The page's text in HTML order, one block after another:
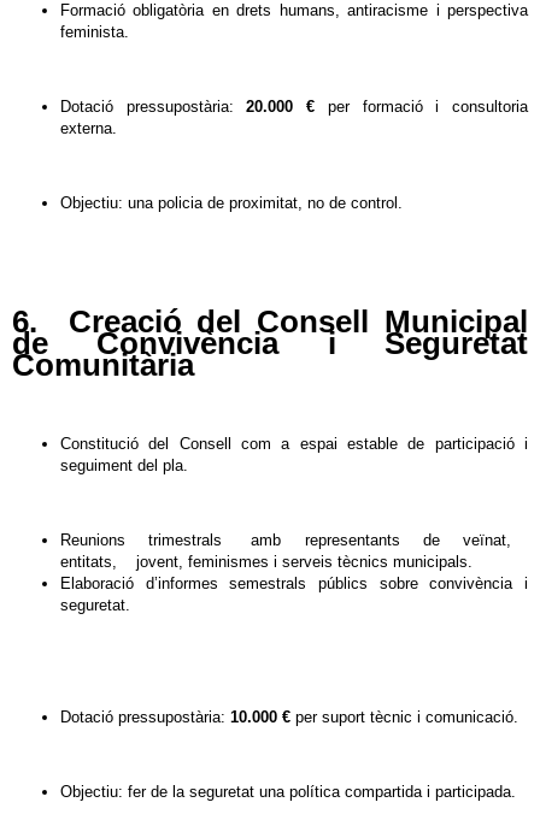
Formació obligatòria en drets humans, antiracisme i perspectiva
feminista.
Dotació pressupostària:20.000 € per formació i consultoria
externa.
Objectiu: una policia de proximitat, no de control.
6. Creació del Consell Municipal
de Convivència i Seguretat
Comunitària
Constitució del Consell com a espai estable de participació i
seguiment del pla.
Reunions trimestrals amb representants de veïnat,
entitats, jovent, feminismes i serveis tècnics municipals.
Elaboració d’informes semestrals públics sobre convivència i
seguretat.
Dotació pressupostària: 10.000 € per suport tècnic i comunicació.
Objectiu: fer de la seguretat una política compartida i participada.